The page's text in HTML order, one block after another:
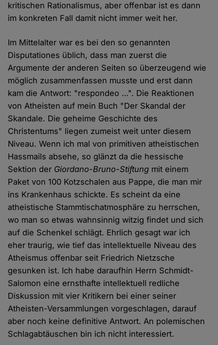
kritischen Rationalismus, aber offenbar ist es dann
im konkreten Fall damit nicht immer weit her.
Im Mittelalter war es bei den so genannten
Disputationes üblich, dass man zuerst die
Argumente der anderen Seiten so überzeugend wie
möglich zusammenfassen musste und erst dann
kam die Antwort: "respondeo …". Die Reaktionen
von Atheisten auf mein Buch "Der Skandal der
Skandale. Die geheime Geschichte des
Christentums" liegen zumeist weit unter diesem
Niveau. Wenn ich mal von primitiven atheistischen
Hassmails absehe, so glänzt da die hessische
Sektion der Giordano-Bruno-Stiftung mit einem
Paket von 100 Kotzschalen aus Pappe, die man mir
ins Krankenhaus schickte. Es scheint da eine
atheistische Stammtischatmosphäre zu herrschen,
wo man so etwas wahnsinnig witzig findet und sich
auf die Schenkel schlägt. Ehrlich gesagt war ich
eher traurig, wie tief das intellektuelle Niveau des
Atheismus offenbar seit Friedrich Nietzsche
gesunken ist. Ich habe daraufhin Herrn Schmidt-
Salomon eine ernsthafte intellektuell redliche
Diskussion mit vier Kritikern bei einer seiner
Atheisten-Versammlungen vorgeschlagen, darauf
aber noch keine definitive Antwort. An polemischen
Schlagabtäuschen bin ich nicht interessiert.